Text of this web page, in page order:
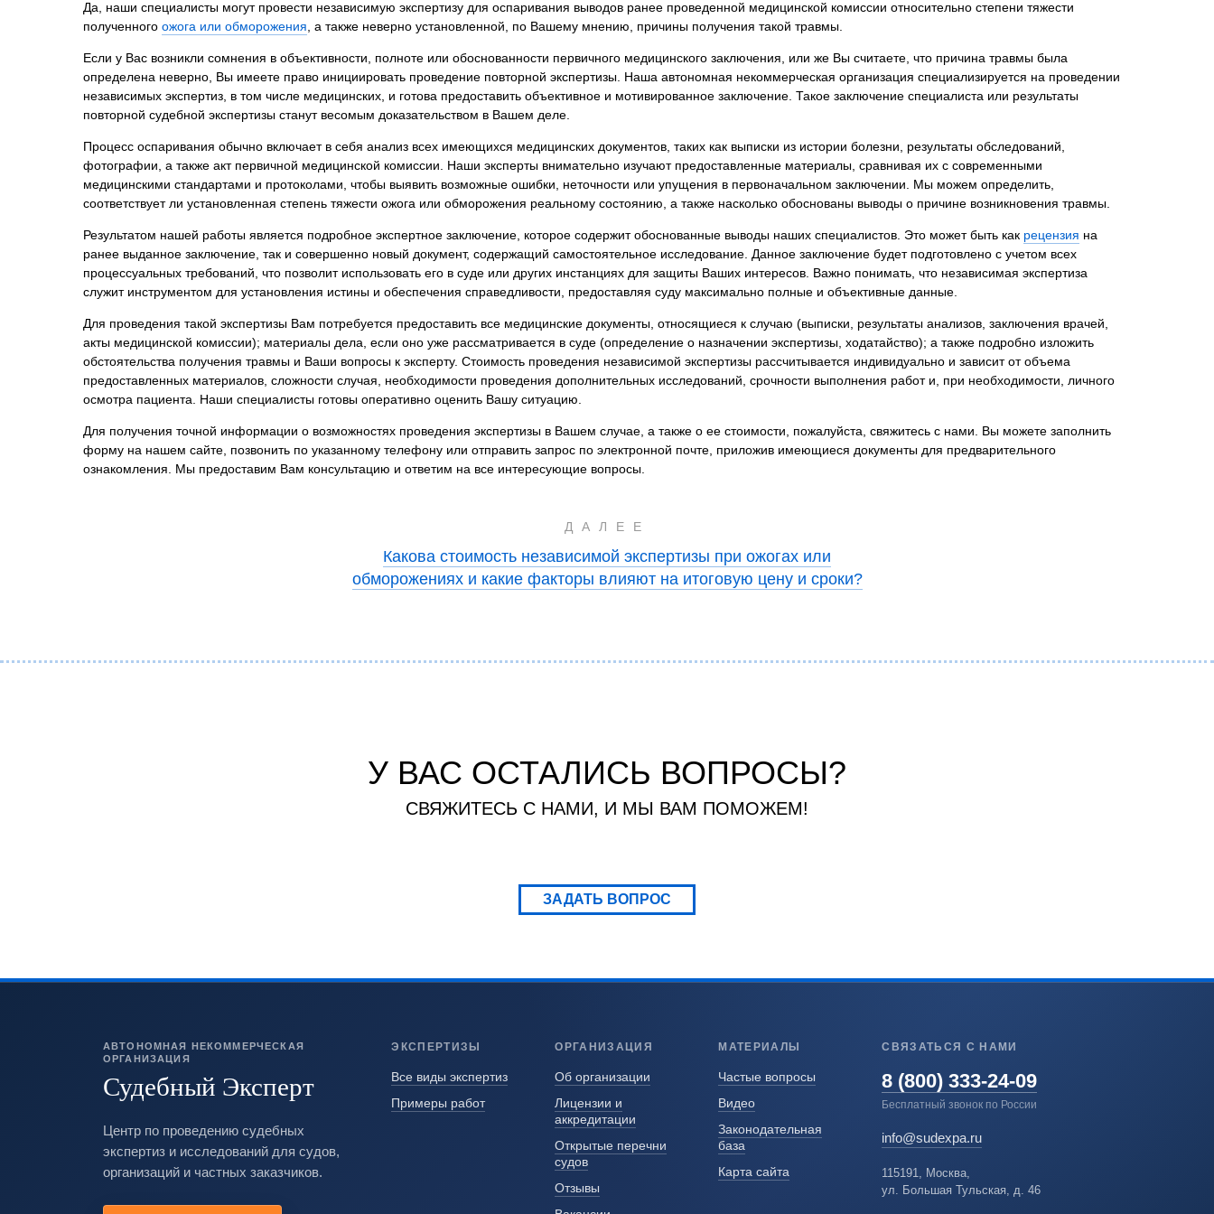
Психиатрическая экспертиза
Психологическая экспертиза
Рецензия на экспертное заключение
Строительная экспертиза
Фоноскопическая экспертиза
Химическая экспертиза
Экспертиза давности создания документа
Да, наши специалисты могут провести независимую экспертизу для оспаривания выводов ранее проведенной медицинской комиссии относительно степени тяжести
полученного ожога или обморожения , а также неверно установленной, по Вашему мнению, причины получения такой травмы.
Если у Вас возникли сомнения в объективности, полноте или обоснованности первичного медицинского заключения, или же Вы считаете, что причина травмы была
определена неверно, Вы имеете право инициировать проведение повторной экспертизы. Наша автономная некоммерческая организация специализируется на проведении
независимых экспертиз, в том числе медицинских, и готова предоставить объективное и мотивированное заключение. Такое заключение специалиста или результаты
повторной судебной экспертизы станут весомым доказательством в Вашем деле.
Процесс оспаривания обычно включает в себя анализ всех имеющихся медицинских документов, таких как выписки из истории болезни, результаты обследований,
фотографии, а также акт первичной медицинской комиссии. Наши эксперты внимательно изучают предоставленные материалы, сравнивая их с современными
медицинскими стандартами и протоколами, чтобы выявить возможные ошибки, неточности или упущения в первоначальном заключении. Мы можем определить,
соответствует ли установленная степень тяжести ожога или обморожения реальному состоянию, а также насколько обоснованы выводы о причине возникновения травмы.
Результатом нашей работы является подробное экспертное заключение, которое содержит обоснованные выводы наших специалистов. Это может быть как рецензия на
ранее выданное заключение, так и совершенно новый документ, содержащий самостоятельное исследование. Данное заключение будет подготовлено с учетом всех
процессуальных требований, что позволит использовать его в суде или других инстанциях для защиты Ваших интересов. Важно понимать, что независимая экспертиза
служит инструментом для установления истины и обеспечения справедливости, предоставляя суду максимально полные и объективные данные.
Для проведения такой экспертизы Вам потребуется предоставить все медицинские документы, относящиеся к случаю (выписки, результаты анализов, заключения врачей,
акты медицинской комиссии); материалы дела, если оно уже рассматривается в суде (определение о назначении экспертизы, ходатайство); а также подробно изложить
обстоятельства получения травмы и Ваши вопросы к эксперту. Стоимость проведения независимой экспертизы рассчитывается индивидуально и зависит от объема
предоставленных материалов, сложности случая, необходимости проведения дополнительных исследований, срочности выполнения работ и, при необходимости, личного
осмотра пациента. Наши специалисты готовы оперативно оценить Вашу ситуацию.
Для получения точной информации о возможностях проведения экспертизы в Вашем случае, а также о ее стоимости, пожалуйста, свяжитесь с нами. Вы можете заполнить
форму на нашем сайте, позвонить по указанному телефону или отправить запрос по электронной почте, приложив имеющиеся документы для предварительного
ознакомления. Мы предоставим Вам консультацию и ответим на все интересующие вопросы.
ДАЛЕЕ
Какова стоимость независимой экспертизы при ожогах или
обморожениях и какие факторы влияют на итоговую цену и сроки?
У ВАС ОСТАЛИСЬ ВОПРОСЫ?
СВЯЖИТЕСЬ С НАМИ, И МЫ ВАМ ПОМОЖЕМ!
ЗАДАТЬ ВОПРОС
АВТОНОМНАЯ НЕКОММЕРЧЕСКАЯ
ОРГАНИЗАЦИЯ
Судебный Эксперт
Центр по проведению судебных
экспертиз и исследований для судов,
организаций и частных заказчиков.
ЭКСПЕРТИЗЫ
Все виды экспертиз
Примеры работ
ОРГАНИЗАЦИЯ
Об организации
Лицензии и
аккредитации
Открытые перечни
судов
Отзывы
МАТЕРИАЛЫ
Частые вопросы
Видео
Законодательная
база
Карта сайта
СВЯЗАТЬСЯ С НАМИ
8 (800) 333-24-09
Бесплатный звонок по России
info@sudexpa.ru
115191, Москва,
ул. Большая Тульская, д. 46